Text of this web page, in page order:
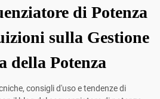
di Potenza
sulla Gestione
della Potenza
consigli d'uso e tendenze di